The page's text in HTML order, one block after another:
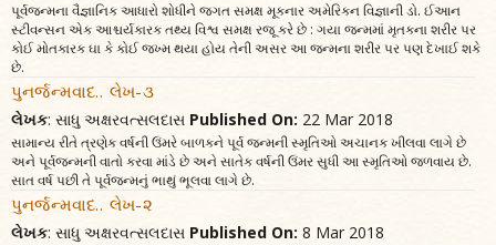
પૂર્વજન્મના વૈજ્ઞાનિક આધારો શોધીને જગત સમક્ષ મૂકનાર અમેરિકન વિજ્ઞાની ડો. ઈઆન
સ્ટીવન્સન એક આશ્ચર્યકારક તથ્ય વિશ્વ સમક્ષ રજૂ કરે છે : ગયા જન્મમાં મૃતકના શરીર પર
કોઈ મોતકારક ઘા કે કોઈ જખ્મ થયા હોય તેની અસર આ જન્મના શરીર પર પણ દેખાઈ શકે
છે.
પુનર્જન્મવાદ.. લેખ-૩
લેખક: સાધુ અક્ષરવત્સલદાસ Published On: 22 Mar 2018
સામાન્ય રીતે ત્રણેક વર્ષની ઉંમરે બાળકને પૂર્વ જન્મની સ્મૃતિઓ અચાનક ખીલવા લાગે છે
અને પૂર્વજન્મની વાતો કરવા માંડે છે અને સાતેક વર્ષની ઉંમર સુધી આ સ્મૃતિઓ જળવાય છે.
સાત વર્ષ પછી તે પૂર્વજન્મનું ભાથું ભૂલવા લાગે છે.
પુનર્જન્મવાદ.. લેખ-૨
લેખક: સાધુ અક્ષરવત્સલદાસ Published On: 8 Mar 2018